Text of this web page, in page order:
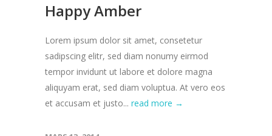
Happy Amber
Lorem ipsum dolor sit amet, consetetur
sadipscing elitr, sed diam nonumy eirmod
tempor invidunt ut labore et dolore magna
aliquyam erat, sed diam voluptua. At vero eos
et accusam et justo... read more →